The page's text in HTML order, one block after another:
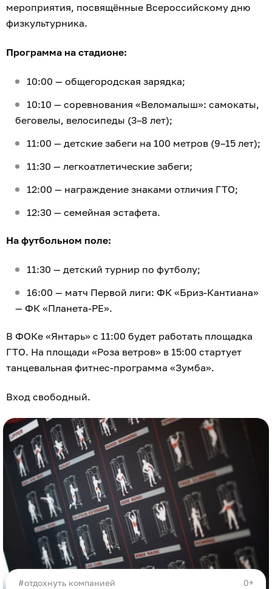
мероприятия, посвящённые Всероссийскому дню
физкультурника.
Программа на стадионе:
10:00 — общегородская зарядка;
10:10 — соревнования «Веломалыш»: самокаты,
беговелы, велосипеды (3–8 лет);
11:00 — детские забеги на 100 метров (9–15 лет);
11:30 — легкоатлетические забеги;
12:00 — награждение знаками отличия ГТО;
12:30 — семейная эстафета.
На футбольном поле:
11:30 — детский турнир по футболу;
16:00 — матч Первой лиги: ФК «Бриз-Кантиана»
— ФК «Планета-РЕ».
В ФОКе «Янтарь» с 11:00 будет работать площадка
ГТО. На площади «Роза ветров» в 15:00 стартует
танцевальная фитнес-программа «Зумба».
Вход свободный.
0+
отдохнуть компанией